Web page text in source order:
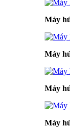
Máy
Máy
Máy
Máy